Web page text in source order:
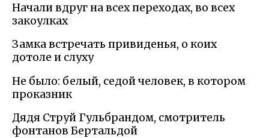
Начали вдруг на всех переходах, во всех
закоулках
Замка встречать привиденья, о коих
дотоле и слуху
Не было: белый, седой человек, в котором
проказник
Дядя Струй Гульбрандом, смотритель
фонтанов Бертальдой